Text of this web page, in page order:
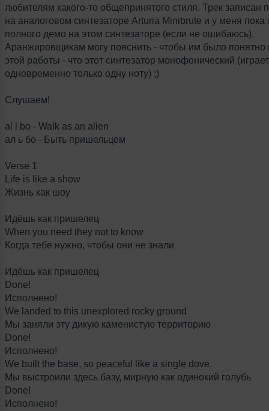
любителям какого-то общепринятого стиля. Трек записан
на аналоговом синтезаторе Arturia Minibrute и у меня
полного демо на этом синтезаторе (если не ошибаюсь).
Аранжировщикам могу пояснить - чтобы им было понятно
этой работы - что этот синтезатор монофонический (играет
одновременно только одну ноту) ;)
Слушаем!
al l bo - Walk as an alien
ал ь бо - Быть пришельцем
Verse 1
Life is like a show
Жизнь как шоу
Идёшь как пришелец
When you need they not to know
Когда тебе нужно, чтобы они не знали
Идёшь как пришелец
Done!
Исполнено!
We landed to this unexplored rocky ground
Мы заняли эту дикую каменистую территорию
Done!
Исполнено!
We built the base, so peaceful like a single dove.
Мы выстроили здесь базу, мирную как одинокий голубь
Done!
Исполнено!